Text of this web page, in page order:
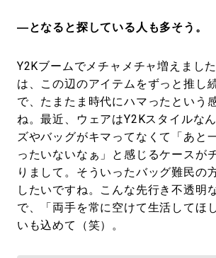
―となると探している人も多そう。
Y2Kブームでメチャメチャ増えまし
は、この辺のアイテムをずっと推し
で、たまたま時代にハマったという
ね。最近、ウェアはY2Kスタイルな
ズやバッグがキマってなくて「あと
ったいないなぁ」と感じるケースが
りまして。そういったバッグ難民の
したいですね。こんな先行き不透明
で、「両手を常に空けて生活してほ
いも込めて（笑）。